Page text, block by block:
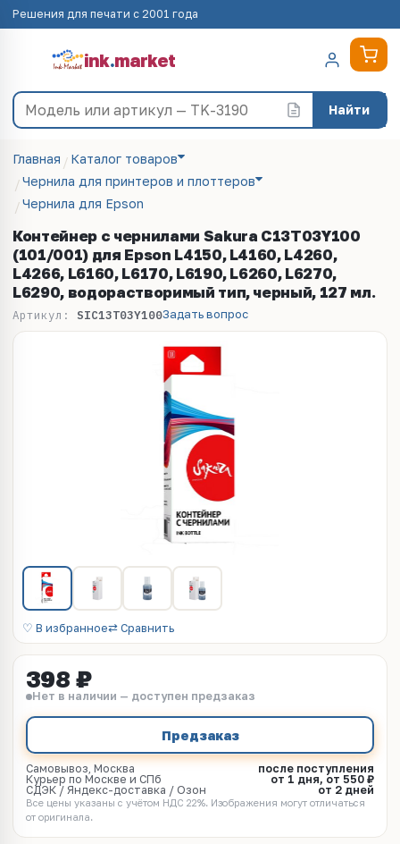
Решения для печати с 2001 года
ink.market
Найти
Главная
Каталог товаров
Чернила для принтеров и плоттеров
Чернила для Epson
Контейнер с чернилами Sakura C13T03Y100
(101/001) для Epson L4150, L4160, L4260,
L4266, L6160, L6170, L6190, L6260, L6270,
L6290, водорастворимый тип, черный, 127 мл.
Артикул: SIC13T03Y100Задать вопрос
♡ В избранное⇄ Сравнить
398 ₽
Нет в наличии — доступен предзаказ
Предзаказ
Самовывоз, Москва
после поступления
Курьер по Москве и СПб
от 1 дня, от 550 ₽
СДЭК / Яндекс-доставка / Озон
от 2 дней
Все цены указаны с учётом НДС 22%. Изображения могут отличаться
от оригинала.